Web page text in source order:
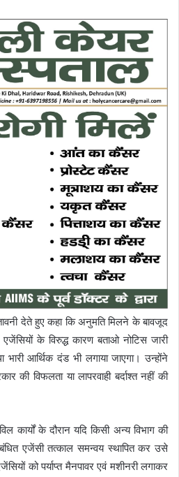
देते हुए कहा कि अनुमति मिलने के बावजूद
के विरुद्ध कारण बताओ नोटिस जारी
आर्थिक दंड भी लगाया जाएगा। उन्होंने
की विफलता या लापरवाही बर्दाश्त नहीं की
कार्यों के दौरान यदि किसी अन्य विभाग की
संबंधित एजेंसी तत्काल समन्वय स्थापित कर उसे
को पर्याप्त मैनपावर एवं मशीनरी लगाकर